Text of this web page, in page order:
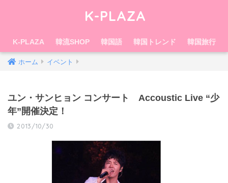
K-PLAZA
K-PLAZA 韓流SHOP 韓国語 韓国トレンド 韓国旅行
ホーム イベント
ユン・サンヒョン コンサート Accoustic Live “少
年”開催決定！
2013/10/30